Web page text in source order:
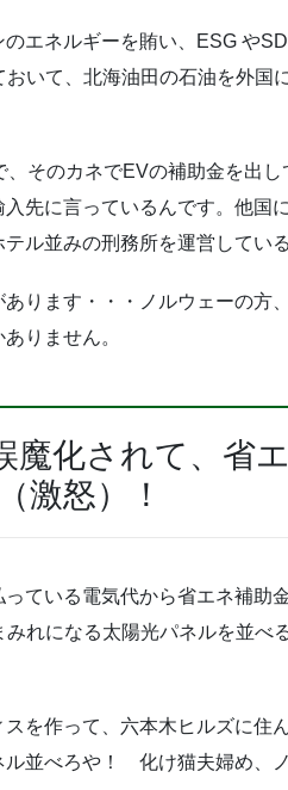
エネルギーを賄い、ESG や
いて、北海油田の石油を外国
そのカネでEVの補助金を出
先に言っているんです。他国
ル並みの刑務所を運営している
ります・・・ノルウェーの方
りません。
魔化されて、省
激怒）！
ている電気代から省エネ補助
れになる太陽光パネルを並べ
を作って、六本木ヒルズに住
並べろや！ 化け猫夫婦め、